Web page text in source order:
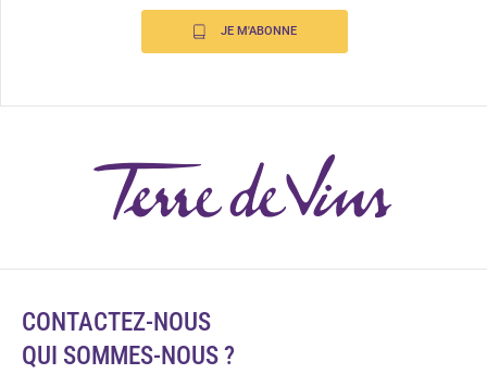
JE M'ABONNE
CONTACTEZ-NOUS
QUI SOMMES-NOUS ?